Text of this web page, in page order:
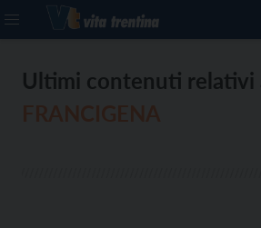
Ultimi contenuti relativi